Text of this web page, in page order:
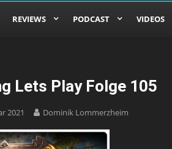
REVIEWS PODCAST VIDEOS
Lets Play Folge 105
2021 Dominik Lommerzheim